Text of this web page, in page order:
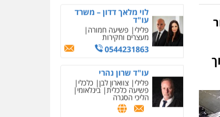
מעצרים וחקירות
0544231863
עו"ד שרון נהרי
הליכי הסגרה
עו"ד מעיין שמחון
מרכז התחלה חדשה
אסירים עבירות מין
שירותים מקצועיים לעורכי
דין
מאיה בלום, עו"ס,
טיפול ושיקום
טיפול בהתמכרויות
שירותים מקצועיים לעורכי
דין
איומים כתובים
תושב סכנין חשוד ששלח הודעות